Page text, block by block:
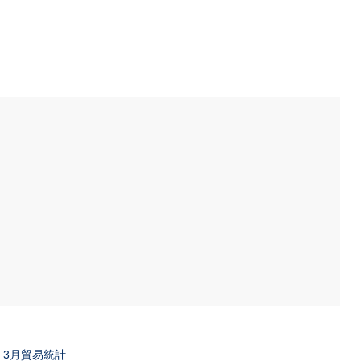
3月貿易統計